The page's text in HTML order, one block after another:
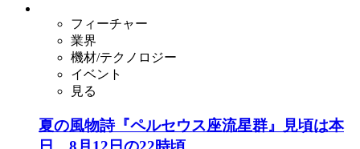
フィーチャー
業界
機材/テクノロジー
イベント
見る
夏の風物詩『ペルセウス座流星群』見頃は本